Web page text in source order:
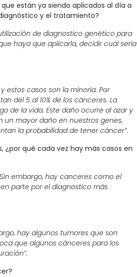
están ya siendo aplicados al día a
y el tratamiento?
de diagnostico genético para
haya que aplicarla, decidir cuál seria
y estos casos son la minoría. Por
del 5 al 10% de los cánceres. La
de la vida. Este daño ocurre al azar y
mayor daño en nuestros genes,
la probabilidad de tener cáncer”.
¿por qué cada vez hay más casos en
embargo, hay canceres como el
parte por el diagnostico más
hay algunos tumores que son
que algunos cánceres para los